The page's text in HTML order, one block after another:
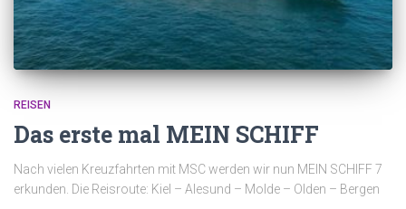
REISEN
Das erste mal MEIN SCHIFF
Nach vielen Kreuzfahrten mit MSC werden wir nun MEIN SCHIFF 7
erkunden. Die Reisroute: Kiel – Alesund – Molde – Olden – Bergen